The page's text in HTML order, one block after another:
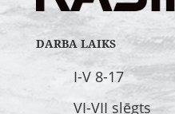
DARBA LAIKS
I-V 8-17
VI-VII slēgts